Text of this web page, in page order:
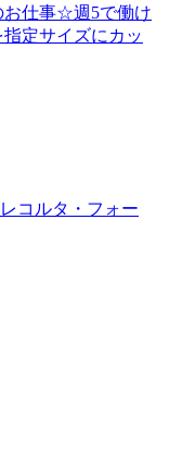
お仕事☆週5で働け
定サイズにカッ
コルタ・フォー